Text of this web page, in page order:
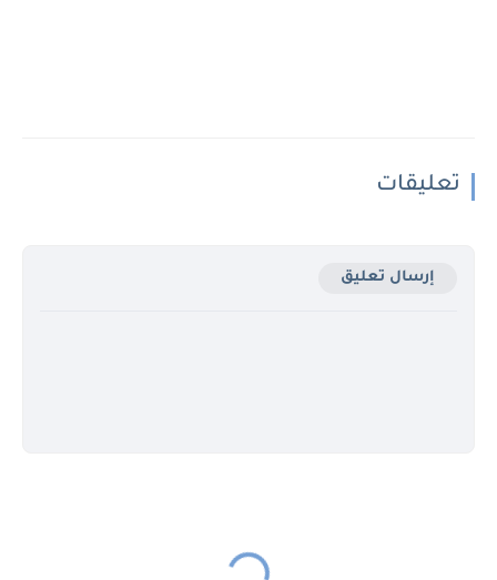
تعليقات
إرسال تعليق